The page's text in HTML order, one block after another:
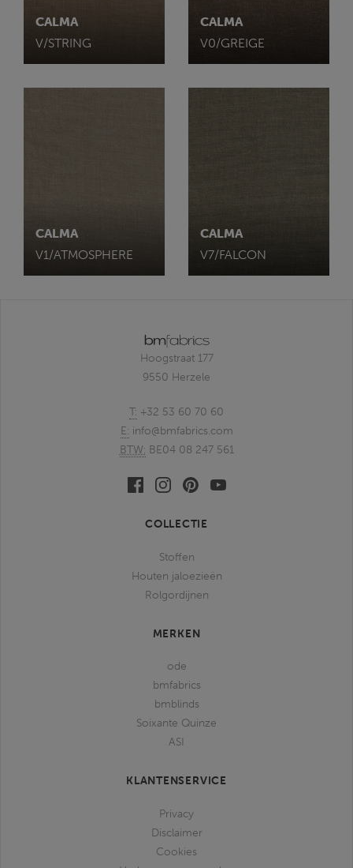
CALMA
V/STRING
CALMA
V0/GREIGE
CALMA
V1/ATMOSPHERE
CALMA
V7/FALCON
Hoogstraat 177
9550 Herzele
T: +32 53 60 70 60
E: info@bmfabrics.com
BTW: BE04 08 247 561
FacebookLinkedinPinterestYoutube
COLLECTIE
Stoffen
Houten jaloezieën
Rolgordijnen
MERKEN
ode
bmfabrics
bmblinds
Soixante Quinze
ASI
KLANTENSERVICE
Privacy
Disclaimer
Cookies